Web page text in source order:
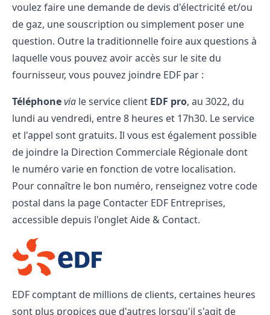
voulez faire une demande de devis d'électricité et/ou
de gaz, une souscription ou simplement poser une
question. Outre la traditionnelle foire aux questions à
laquelle vous pouvez avoir accès sur le site du
fournisseur, vous pouvez joindre EDF par :
Téléphonevia le service client EDF pro, au 3022, du
lundi au vendredi, entre 8 heures et 17h30. Le service
et l'appel sont gratuits. Il vous est également possible
de joindre la Direction Commerciale Régionale dont
le numéro varie en fonction de votre localisation.
Pour connaître le bon numéro, renseignez votre code
postal dans la page Contacter EDF Entreprises,
accessible depuis l'onglet Aide & Contact.
EDF comptant de millions de clients, certaines heures
sont plus propices que d'autres lorsqu'il s'agit de